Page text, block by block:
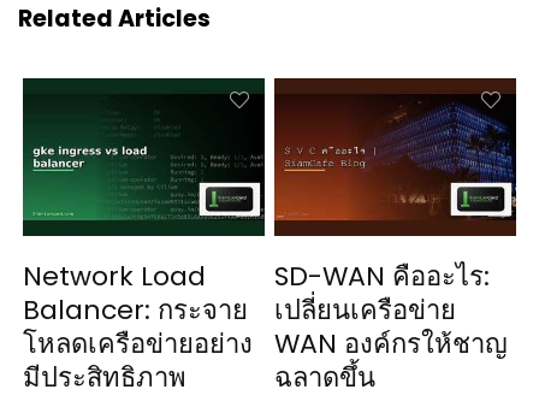
Related Articles
Network Load
Balancer: กระจาย
โหลดเครือข่ายอย่าง
มีประสิทธิภาพ
SD-WAN คืออะไร:
เปลี่ยนเครือข่าย
WAN องค์กรให้ชาญ
ฉลาดขึ้น